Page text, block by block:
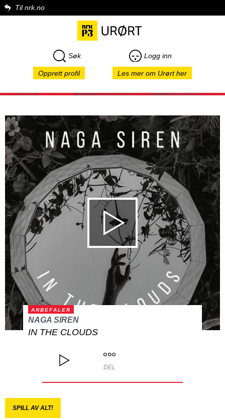
Til nrk.no
Søk Logg inn
Opprett profil Les mer om Urørt her
ANBEFALER
NAGA SIREN
IN THE CLOUDS
DEL
SPILL AV ALT!